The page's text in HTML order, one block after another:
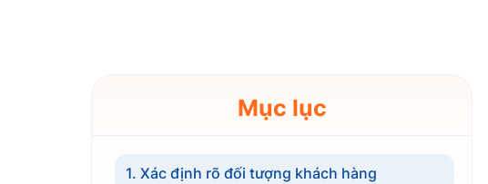
Mục lục
1. Xác định rõ đối tượng khách hàng